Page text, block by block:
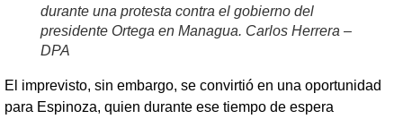
durante una protesta contra el gobierno del
presidente Ortega en Managua. Carlos Herrera –
DPA
El imprevisto, sin embargo, se convirtió en una oportunidad
para Espinoza, quien durante ese tiempo de espera